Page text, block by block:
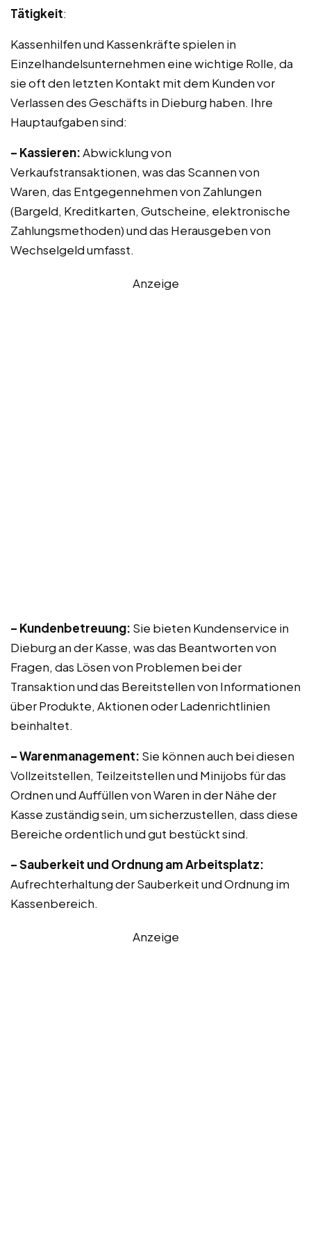
Tätigkeit:
Kassenhilfen und Kassenkräfte spielen in
Einzelhandelsunternehmen eine wichtige Rolle, da
sie oft den letzten Kontakt mit dem Kunden vor
Verlassen des Geschäfts in Dieburg haben. Ihre
Hauptaufgaben sind:
– Kassieren:Abwicklung von
Verkaufstransaktionen, was das Scannen von
Waren, das Entgegennehmen von Zahlungen
(Bargeld, Kreditkarten, Gutscheine, elektronische
Zahlungsmethoden) und das Herausgeben von
Wechselgeld umfasst.
Anzeige
– Kundenbetreuung: Sie bieten Kundenservice in
Dieburg an der Kasse, was das Beantworten von
Fragen, das Lösen von Problemen bei der
Transaktion und das Bereitstellen von Informationen
über Produkte, Aktionen oder Ladenrichtlinien
beinhaltet.
– Warenmanagement: Sie können auch bei diesen
Vollzeitstellen, Teilzeitstellen und Minijobs für das
Ordnen und Auffüllen von Waren in der Nähe der
Kasse zuständig sein, um sicherzustellen, dass diese
Bereiche ordentlich und gut bestückt sind.
– Sauberkeit und Ordnung am Arbeitsplatz:
Aufrechterhaltung der Sauberkeit und Ordnung im
Kassenbereich.
Anzeige